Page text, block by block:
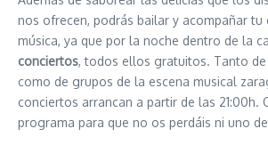
nos ofrecen, podrás bailar y acompañar tu
música, ya que por la noche dentro de la
conciertos, todos ellos gratuitos. Tanto
como de grupos de la escena musical
conciertos arrancan a partir de las 21:00h.
programa para que no os perdáis ni uno